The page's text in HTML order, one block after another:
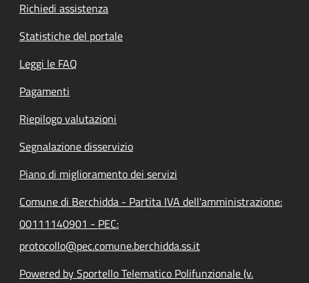
Richiedi assistenza
Statistiche del portale
Leggi le FAQ
Pagamenti
Riepilogo valutazioni
Segnalazione disservizio
Piano di miglioramento dei servizi
Comune di Berchidda - Partita IVA dell'amministrazione:
00111140901 - PEC:
protocollo@pec.comune.berchidda.ss.it
Powered by Sportello Telematico Polifunzionale (v.